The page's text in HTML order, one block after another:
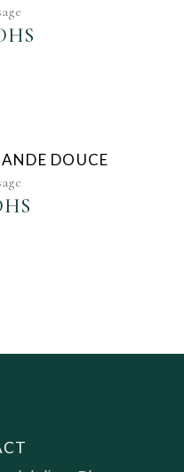
DOUCE